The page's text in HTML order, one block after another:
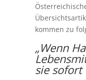
kommen zu
„Wenn
sie sofort